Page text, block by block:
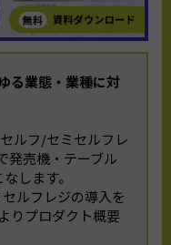
る業態・業種に対
ルフ/セミセルフレ
発売機・テーブル
します。
ルフレジの導入を
りプロダクト概要